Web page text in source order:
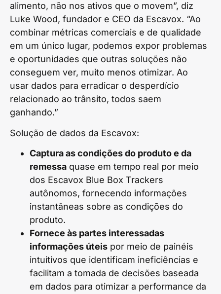
alimento, não nos ativos que o movem”, diz
Luke Wood, fundador e CEO da Escavox. “Ao
combinar métricas comerciais e de qualidade
em um único lugar, podemos expor problemas
e oportunidades que outras soluções não
conseguem ver, muito menos otimizar. Ao
usar dados para erradicar o desperdício
relacionado ao trânsito, todos saem
ganhando.”
Solução de dados da Escavox:
Captura as condições do produto e da
remessa quase em tempo real por meio
dos Escavox Blue Box Trackers
autônomos, fornecendo informações
instantâneas sobre as condições do
produto.
Fornece às partes interessadas
informações úteis por meio de painéis
intuitivos que identificam ineficiências e
facilitam a tomada de decisões baseada
em dados para otimizar a performance da